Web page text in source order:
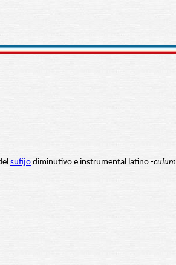
sufijo diminutivo e instrumental latino -culum